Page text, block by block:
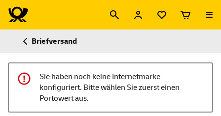
Briefversand
Sie haben noch keine Internetmarke
konfiguriert. Bitte wählen Sie zuerst einen
Portowert aus.